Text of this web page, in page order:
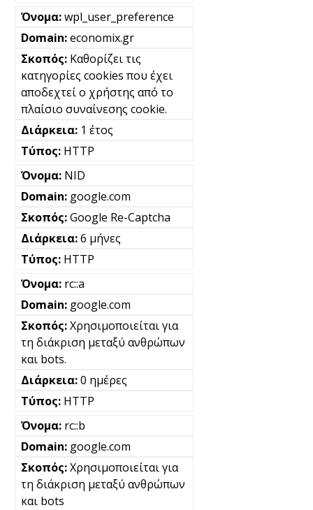
wpl_user_preference
economix.gr
Καθορίζει τις
κατηγορίες cookies που έχει
αποδεχτεί ο χρήστης από το
πλαίσιο συναίνεσης cookie.
1 έτος
HTTP
NID
google.com
Google Re-Captcha
6 μήνες
HTTP
rc::a
google.com
Χρησιμοποιείται για
τη διάκριση μεταξύ ανθρώπων
και bots.
0 ημέρες
HTTP
rc::b
google.com
Χρησιμοποιείται για
τη διάκριση μεταξύ ανθρώπων
και bots